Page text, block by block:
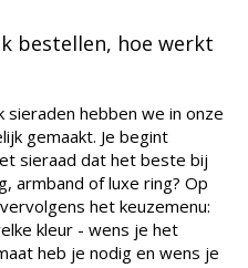
bestellen, hoe werkt
hebben we in onze
gemaakt. Je begint
sieraad dat het beste bij
armband of luxe ring? Op
het keuzemenu:
kleur - wens je het
heb je nodig en wens je